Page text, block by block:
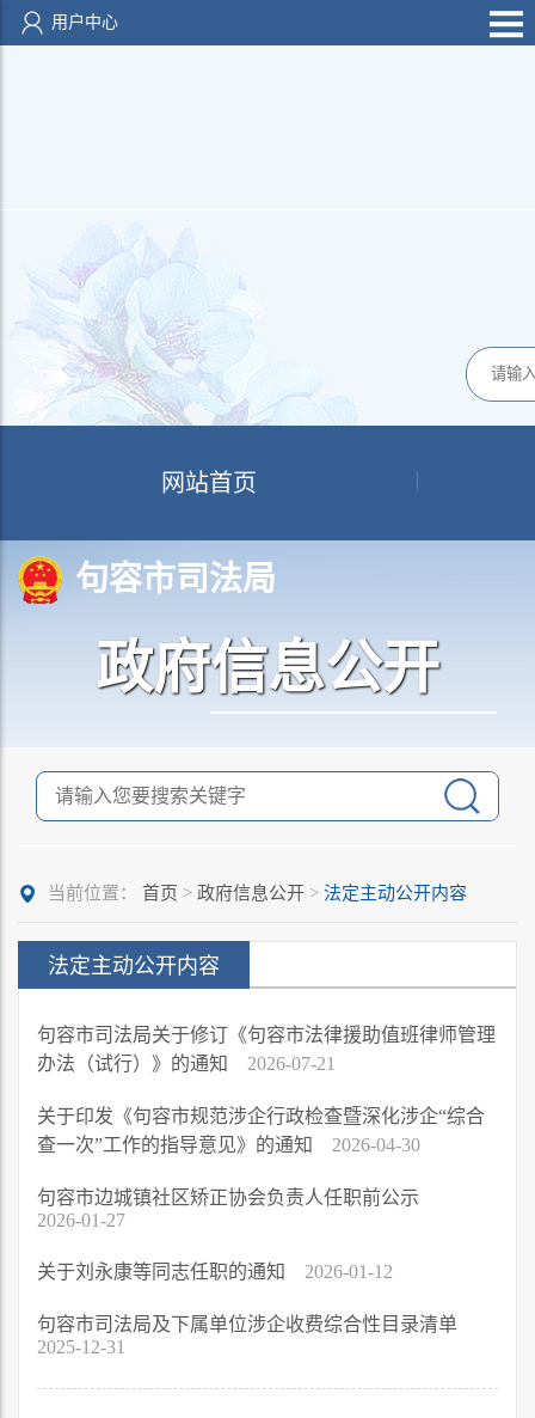
用户中心
网站首页
句容市司法局
政府信息公开
当前位置： 首页 > 政府信息公开 > 法定主动公开内容
法定主动公开内容
句容市司法局关于修订《句容市法律援助值班律师管理
办法（试行）》的通知
2026-07-21
关于印发《句容市规范涉企行政检查暨深化涉企“综合
查一次”工作的指导意见》的通知
2026-04-30
句容市边城镇社区矫正协会负责人任职前公示
2026-01-27
关于刘永康等同志任职的通知 2026-01-12
句容市司法局及下属单位涉企收费综合性目录清单
2025-12-31